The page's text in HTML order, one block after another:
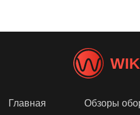
Главная Обзоры